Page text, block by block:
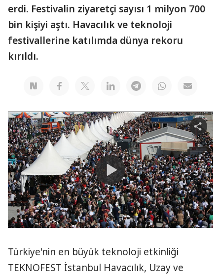
erdi. Festivalin ziyaretçi sayısı 1 milyon 700
bin kişiyi aştı. Havacılık ve teknoloji
festivallerine katılımda dünya rekoru
kırıldı.
P
l
a
y
V
S
h
a
r
e
i
d
e
o
Türkiye'nin en büyük teknoloji etkinliği
TEKNOFEST İstanbul Havacılık, Uzay ve